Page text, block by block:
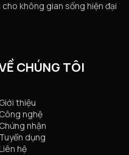
không gian sống hiện đại
CHÚNG TÔI
Giới thiệu
Công nghệ
Chứng nhận
Tuyển dụng
hệ